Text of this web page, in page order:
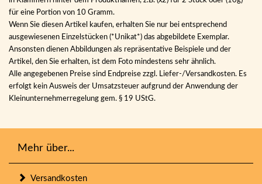
für eine Portion von 10 Gramm.
Wenn Sie diesen Artikel kaufen, erhalten Sie nur bei entsprechend
ausgewiesenen Einzelstücken (*Unikat*) das abgebildete Exemplar.
Ansonsten dienen Abbildungen als repräsentative Beispiele und der
Artikel, den Sie erhalten, ist dem Foto mindestens sehr ähnlich.
Alle angegebenen Preise sind Endpreise zzgl. Liefer-/Versandkosten. Es
erfolgt kein Ausweis der Umsatzsteuer aufgrund der Anwendung der
Kleinunternehmerregelung gem. § 19 UStG.
Mehr über...
Versandkosten